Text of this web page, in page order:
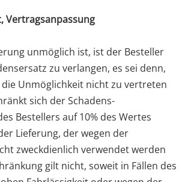
Vertragsanpassung
unmöglich ist, ist der Besteller
zu verlangen, es sei denn,
Unmöglichkeit nicht zu vertreten
sich der Schadens-
Bestellers auf 10% des Wertes
Lieferung, der wegen der
zweckdienlich verwendet werden
gilt nicht, soweit in Fällen des